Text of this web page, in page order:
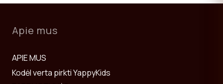
Apie mus
APIE MUS
Kodėl verta pirkti YappyKids